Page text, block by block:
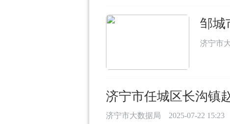
邹城
济宁市
济宁市任城区长沟镇
济宁市大数据局 2025-07-22 15:23